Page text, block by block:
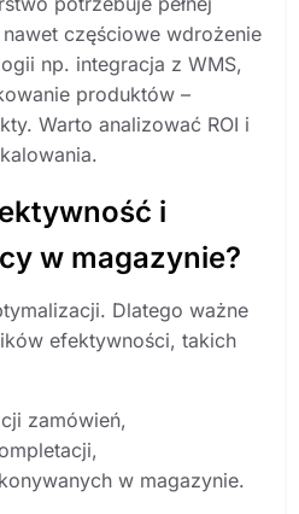
częściowe wdrożenie
np. integracja z WMS,
produktów –
Warto analizować ROI i
i
w magazynie?
Dlatego ważne
efektywności, takich
zamówień,
w magazynie.